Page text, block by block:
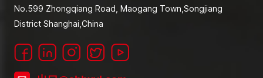
No.599 Zhongqiang Road, Maogang Town,Songjiang
District Shanghai,China